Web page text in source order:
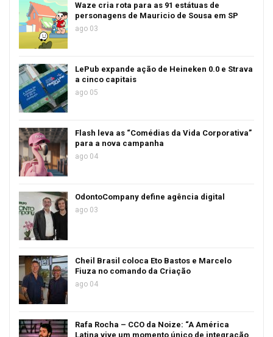
Waze cria rota para as 91 estátuas de
personagens de Mauricio de Sousa em SP
ago 03
LePub expande ação de Heineken 0.0 e Strava
a cinco capitais
ago 05
Flash leva as “Comédias da Vida Corporativa”
para a nova campanha
ago 04
OdontoCompany define agência digital
ago 03
Cheil Brasil coloca Eto Bastos e Marcelo
Fiuza no comando da Criação
ago 04
Rafa Rocha – CCO da Noize: “A América
Latina vive um momento único de integração